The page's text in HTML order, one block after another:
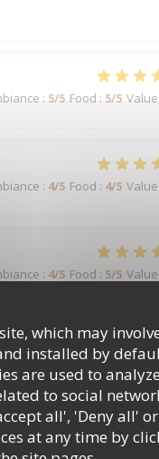
which may
installed by
are used to
to social
all', 'Deny all'
at any time by
: 5/5 Food : 5/5 Value
: 4/5 Food : 4/5 Value
: 4/5 Food : 5/5 Value
: 5/5 Food: 5/5 Value